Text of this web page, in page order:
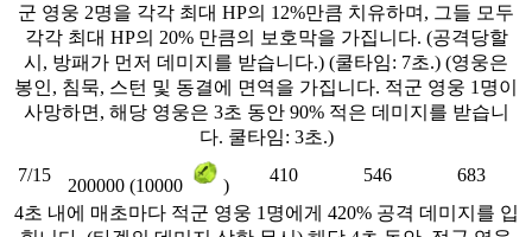
군 영웅 2명을 각각 최대 HP의 12%만큼 치유하며, 그들 모두
각각 최대 HP의 20% 만큼의 보호막을 가집니다. (공격당할
시, 방패가 먼저 데미지를 받습니다.) (쿨타임: 7초.) (영웅은
봉인, 침묵, 스턴 및 동결에 면역을 가집니다. 적군 영웅 1명이
사망하면, 해당 영웅은 3초 동안 90% 적은 데미지를 받습니
다. 쿨타임: 3초.)
7/15
200000 (10000 )
410 546
683
4초 내에 매초마다 적군 영웅 1명에게 420% 공격 데미지를 입